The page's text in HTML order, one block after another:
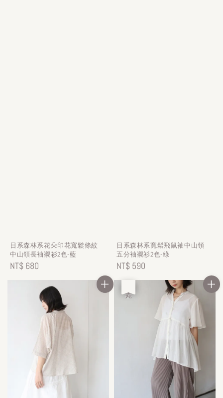
日系森林系花朵印花寬鬆條紋
中山領長袖襯衫2色-藍
Regular
NT$ 680
日系森林系寬鬆飛鼠袖中山領
五分袖襯衫2色-綠
Regular
price
NT$ 590